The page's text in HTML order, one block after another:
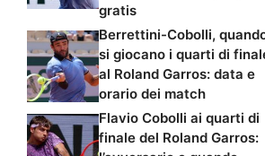
gratis
Berrettini-Cobolli,
si giocano i quarti di
al Roland Garros: data e
orario dei match
Flavio Cobolli ai quarti di
finale del Roland Garros: